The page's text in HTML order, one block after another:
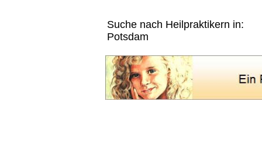
Suche nach Heilpraktikern in:
Potsdam